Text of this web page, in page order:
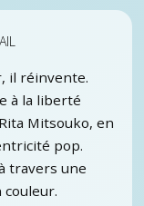
il réinvente.
à la liberté
Mitsouko, en
pop.
travers une